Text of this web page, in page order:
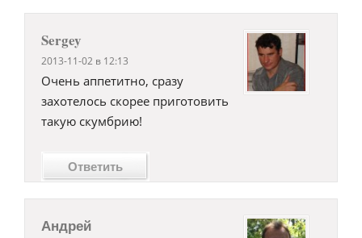
Sergey
2013-11-02 в 12:13
Очень аппетитно, сразу
захотелось скорее приготовить
такую скумбрию!
Ответить
Андрей